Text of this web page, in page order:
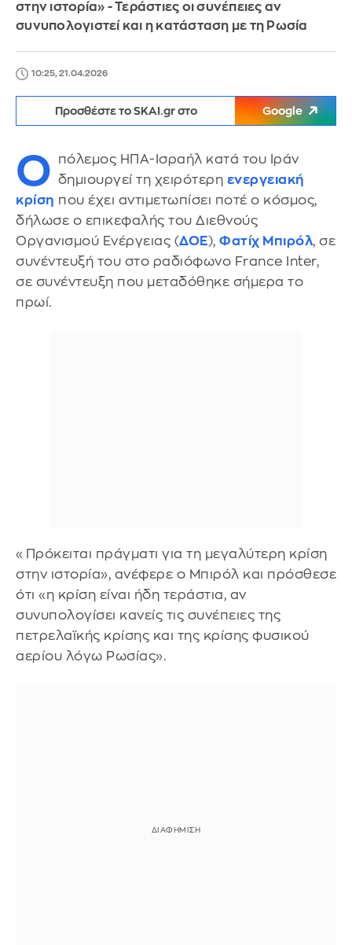
στην ιστορία» - Τεράστιες οι συνέπειες αν
συνυπολογιστεί και η κατάσταση με τη Ρωσία
10:25, 21.04.2026
Προσθέστε το SKAI.gr στο Google
Ο
πόλεμος ΗΠΑ-Ισραήλ κατά του Ιράν
δημιουργεί τη χειρότερη ενεργειακή
κρίση που έχει αντιμετωπίσει ποτέ ο κόσμος,
δήλωσε ο επικεφαλής του Διεθνούς
Οργανισμού Ενέργειας (ΔΟΕ), Φατίχ Μπιρόλ, σε
συνέντευξή του στο ραδιόφωνο France Inter,
σε συνέντευξη που μεταδόθηκε σήμερα το
πρωί.
«Πρόκειται πράγματι για τη μεγαλύτερη κρίση
στην ιστορία», ανέφερε ο Μπιρόλ και πρόσθεσε
ότι «η κρίση είναι ήδη τεράστια, αν
συνυπολογίσει κανείς τις συνέπειες της
πετρελαϊκής κρίσης και της κρίσης φυσικού
αερίου λόγω Ρωσίας».